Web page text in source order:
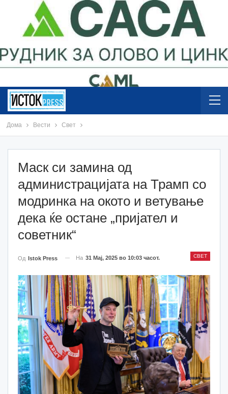
Дома Вести Свет
Маск си замина од
администрацијата на Трамп со
модринка на окото и ветување
дека ќе остане „пријател и
советник“
СВЕТ
Од Istok Press На 31 Мај, 2025 во 10:03 часот.